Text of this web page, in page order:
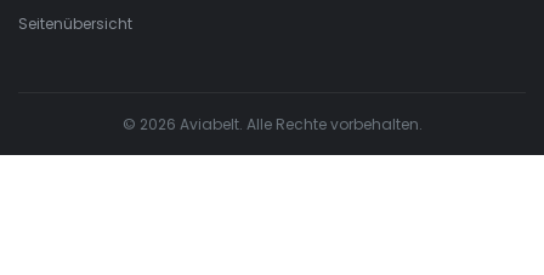
Seitenübersicht
© 2026 Aviabelt. Alle Rechte vorbehalten.